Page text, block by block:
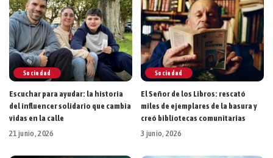
Sociedad
Escuchar para ayudar: la historia
del influencer solidario que cambia
vidas en la calle
21 junio, 2026
Sociedad
El Señor de los Libros: rescató
miles de ejemplares de la basura y
creó bibliotecas comunitarias
3 junio, 2026